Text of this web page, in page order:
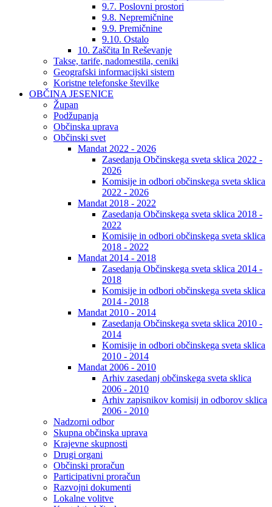
9.7. Poslovni prostori
9.8. Nepremičnine
9.9. Premičnine
9.10. Ostalo
10. Zaščita In Reševanje
Takse, tarife, nadomestila, ceniki
Geografski informacijski sistem
Koristne telefonske številke
OBČINA JESENICE
Župan
Podžupanja
Občinska uprava
Občinski svet
Mandat 2022 - 2026
Zasedanja Občinskega sveta sklica 2022 -
2026
Komisije in odbori občinskega sveta sklica
2022 - 2026
Mandat 2018 - 2022
Zasedanja Občinskega sveta sklica 2018 -
2022
Komisije in odbori občinskega sveta sklica
2018 - 2022
Mandat 2014 - 2018
Zasedanja Občinskega sveta sklica 2014 -
2018
Komisije in odbori občinskega sveta sklica
2014 - 2018
Mandat 2010 - 2014
Zasedanja Občinskega sveta sklica 2010 -
2014
Komisije in odbori občinskega sveta sklica
2010 - 2014
Mandat 2006 - 2010
Arhiv zasedanj občinskega sveta sklica
2006 - 2010
Arhiv zapisnikov komisij in odborov sklica
2006 - 2010
Nadzorni odbor
Skupna občinska uprava
Krajevne skupnosti
Drugi organi
Občinski proračun
Participativni proračun
Razvojni dokumenti
Lokalne volitve